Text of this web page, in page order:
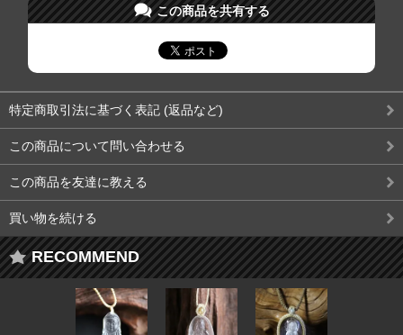
この商品を共有する
特定商取引法に基づく表記 (返品など)
この商品について問い合わせる
この商品を友達に教える
買い物を続ける
RECOMMEND